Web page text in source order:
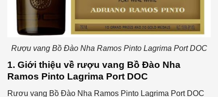
Rượu vang Bồ Đào Nha Ramos Pinto Lagrima Port DOC
1. Giới thiệu về rượu vang Bồ Đào Nha
Ramos Pinto Lagrima Port DOC
Rươu vang Bồ Đào Nha Ramos Pinto Lagrima Port DOC